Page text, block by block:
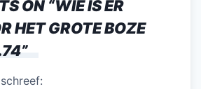
n p
p
ON “WIE IS ER
HET GROTE BOZE
”
schreef: